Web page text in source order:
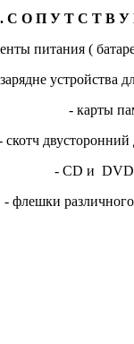
У Т С Т В У
питания (
устройства
- карты
двусторонний
- CD и DVD
флешки